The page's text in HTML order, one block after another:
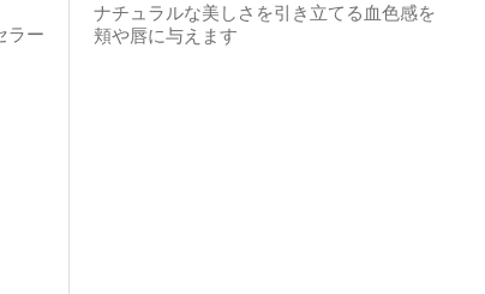
ラー
​ナチュラルな美しさを引き立てる血色感を
頬や唇に与えます